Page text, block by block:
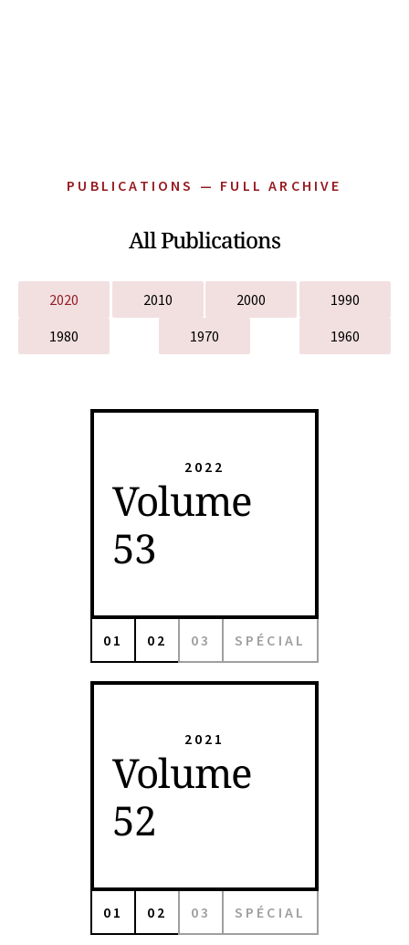
PUBLICATIONS — FULL ARCHIVE
All Publications
2020 2010 2000
1990
1980
1970 1960
2022
Volume
53
01 02 03 SPÉCIAL
2021
Volume
52
01 02 03 SPÉCIAL